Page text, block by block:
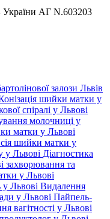
АГ N.603203
залози Львів
шийки матки у
спіралі у Львові
молочниці у
матки у Львові
шийки матки у
у Львові Діагностика
захворювання та
у Львові
у Львові Видалення
у Львові Пайпель-
вагітності у Львові